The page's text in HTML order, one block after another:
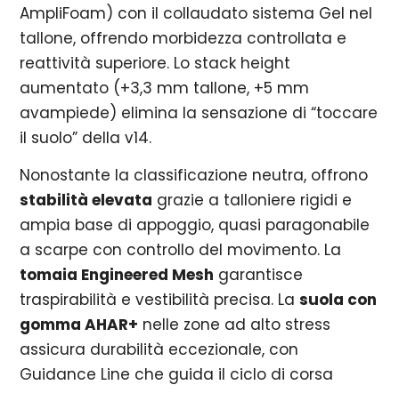
AmpliFoam) con il collaudato sistema Gel nel
tallone, offrendo morbidezza controllata e
reattività superiore. Lo stack height
aumentato (+3,3 mm tallone, +5 mm
avampiede) elimina la sensazione di “toccare
il suolo” della v14.
Nonostante la classificazione neutra, offrono
stabilità elevata grazie a talloniere rigidi e
ampia base di appoggio, quasi paragonabile
a scarpe con controllo del movimento. La
tomaia Engineered Mesh garantisce
traspirabilità e vestibilità precisa. Lasuola con
gomma AHAR+ nelle zone ad alto stress
assicura durabilità eccezionale, con
Guidance Line che guida il ciclo di corsa